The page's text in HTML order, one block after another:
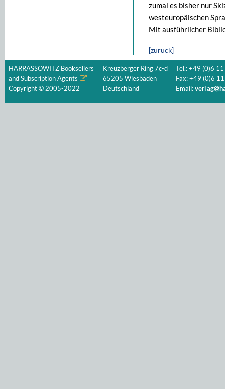
zumal es bisher nur
westeuropäischen
Mit ausführlicher
[zurück]
HARRASSOWITZ Booksellers
and Subscription Agents
Copyright © 2005-2022
Kreuzberger Ring 7c-d
65205 Wiesbaden
Deutschland
Tel.: +49 (0)6
Fax: +49 (0)6
Email: